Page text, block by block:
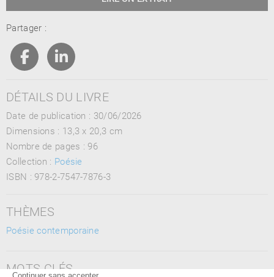
Partager :
DÉTAILS DU LIVRE
Date de publication : 30/06/2026
Dimensions : 13,3 x 20,3 cm
Nombre de pages : 96
Collection : Poésie
ISBN : 978-2-7547-7876-3
THÈMES
Poésie contemporaine
MOTS CLÉS